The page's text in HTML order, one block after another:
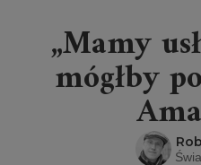
„Mamy
mógłby